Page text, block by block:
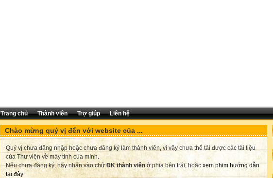
Trang chủ Thành viên Trợ giúp Liên hệ
Chào mừng quý vị đến với website của ...
Quý vị chưa đăng nhập hoặc chưa đăng ký làm thành viên, vì vậy chưa thể tải được các tài liệu
của Thư viện về máy tính của mình.
Nếu chưa đăng ký, hãy nhấn vào chữĐK thành viênở phía bên trái, hoặc xem phim hướng dẫn
tại đây